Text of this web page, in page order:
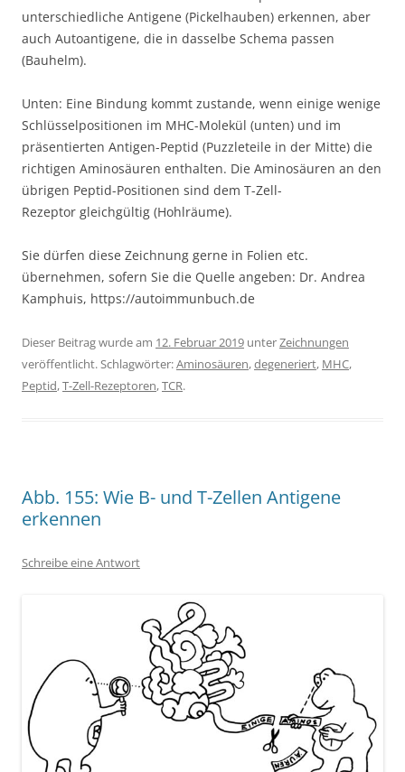
unterschiedliche Antigene (Pickelhauben) erkennen, aber
auch Autoantigene, die in dasselbe Schema passen
(Bauhelm).
Unten: Eine Bindung kommt zustande, wenn einige wenige
Schlüsselpositionen im MHC-Molekül (unten) und im
präsentierten Antigen-Peptid (Puzzleteile in der Mitte) die
richtigen Aminosäuren enthalten. Die Aminosäuren an den
übrigen Peptid-Positionen sind dem T-Zell-
Rezeptor gleichgültig (Hohlräume).
Sie dürfen diese Zeichnung gerne in Folien etc.
übernehmen, sofern Sie die Quelle angeben: Dr. Andrea
Kamphuis, https://autoimmunbuch.de
Dieser Beitrag wurde am 12. Februar 2019 unterZeichnungen
veröffentlicht. Schlagwörter:Aminosäuren,degeneriert, MHC,
Peptid,T-Zell-Rezeptoren,TCR.
Abb. 155: Wie B- und T-Zellen Antigene
erkennen
Schreibe eine Antwort